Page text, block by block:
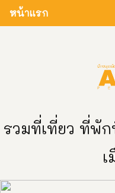
หน้าแรก
รวมที่เที่ยว ที่พั